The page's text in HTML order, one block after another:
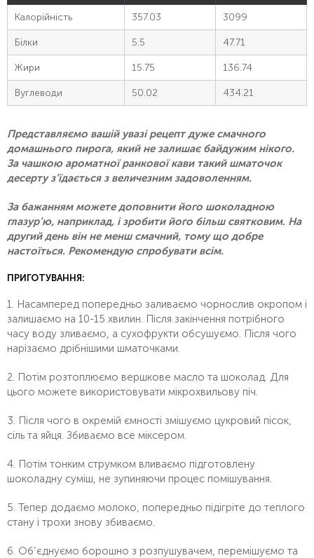
Калорійність 357.03 3099
Білки 5.5 47.71
Жири 15.75 136.74
Вуглеводи 50.02 434.21
Представляємо вашій увазі рецепт дуже смачного
домашнього пирога, який не залишає байдужим нікого.
За чашкою ароматної ранкової кави такий шматочок
десерту з’їдається з величезним задоволенням.
За бажанням можете доповнити його шоколадною
глазур’ю, наприклад, і зробити його більш святковим. На
другий день він не менш смачний, тому що добре
настоїться. Рекомендую спробувати всім.
ПРИГОТУВАННЯ:
1. Насамперед попередньо заливаємо чорнослив окропом і
залишаємо на 10-15 хвилин. Після закінчення потрібного
часу воду зливаємо, а сухофрукти обсушуємо. Після чого
нарізаємо дрібнішими шматочками.
2. Потім розтоплюємо вершкове масло та шоколад. Для
цього можете використовувати мікрохвильову піч.
3. Після чого в окремій ємності змішуємо цукровий пісок,
сіль та яйця. Збиваємо все міксером.
4. Потім тонким струмком вливаємо підготовлену
шоколадну суміш, не зупиняючи процес помішування.
5. Тепер додаємо молоко, попередньо підігріте до теплого
стану і трохи знову збиваємо.
6. Об’єднуємо борошно з розпушувачем, перемішуємо та